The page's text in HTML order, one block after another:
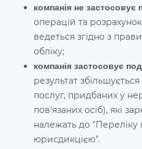
компанія не застосовує
операцій та
ведеться згідно з
обліку;
компанія застосовує
результат
послуг, придбаних у
пов'язаних осіб), які
належать до "Переліку
юрисдикцією".